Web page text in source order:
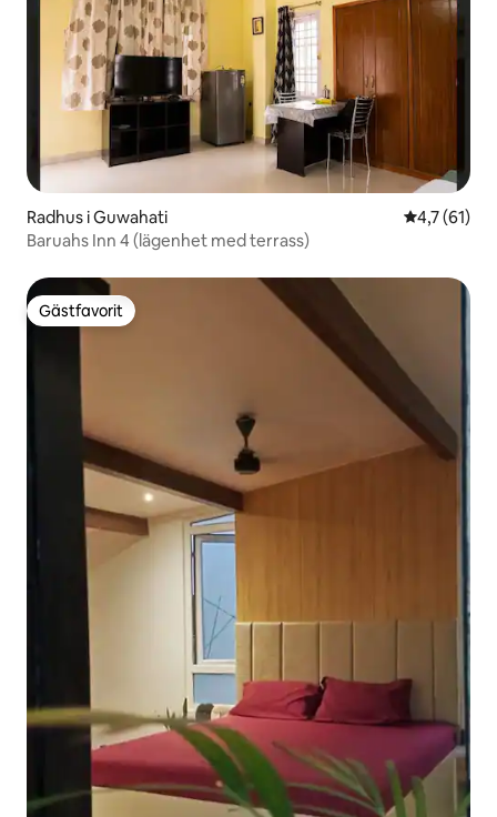
Radhus i Guwahati 4,7 av 5 i
4,7 (61)
Baruahs Inn 4 (lägenhet med terrass)
Gästfavorit
Gästfavorit